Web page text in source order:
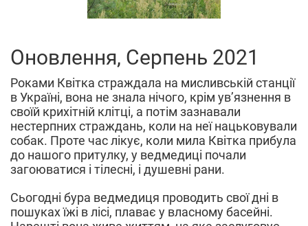
Оновлення, Серпень 2021
Роками Квітка страждала на мисливській станції
в Україні, вона не знала нічого, крім ув’язнення в
своїй крихітній клітці, а потім зазнавали
нестерпних страждань, коли на неї нацьковували
собак. Проте час лікує, коли мила Квітка прибула
до нашого притулку, у ведмедиці почали
загоюватися і тілесні, і душевні рани.
Сьогодні бура ведмедиця проводить свої дні в
пошуках їжі в лісі, плаває у власному басейні.